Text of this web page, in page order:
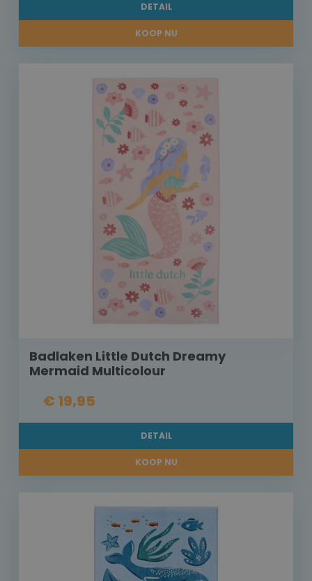
DETAIL
KOOP NU
Badlaken Little Dutch Dreamy
Mermaid Multicolour
€ 19,95
DETAIL
KOOP NU